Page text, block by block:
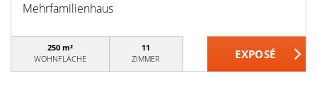
Mehrfamilienhaus
250 m²
WOHNFLÄCHE
11
ZIMMER